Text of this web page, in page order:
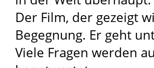
Der Film, der gezeigt
Begegnung. Er geht
Viele Fragen werden